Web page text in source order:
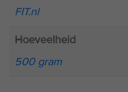
FIT.nl
Hoeveelheid
500 gram